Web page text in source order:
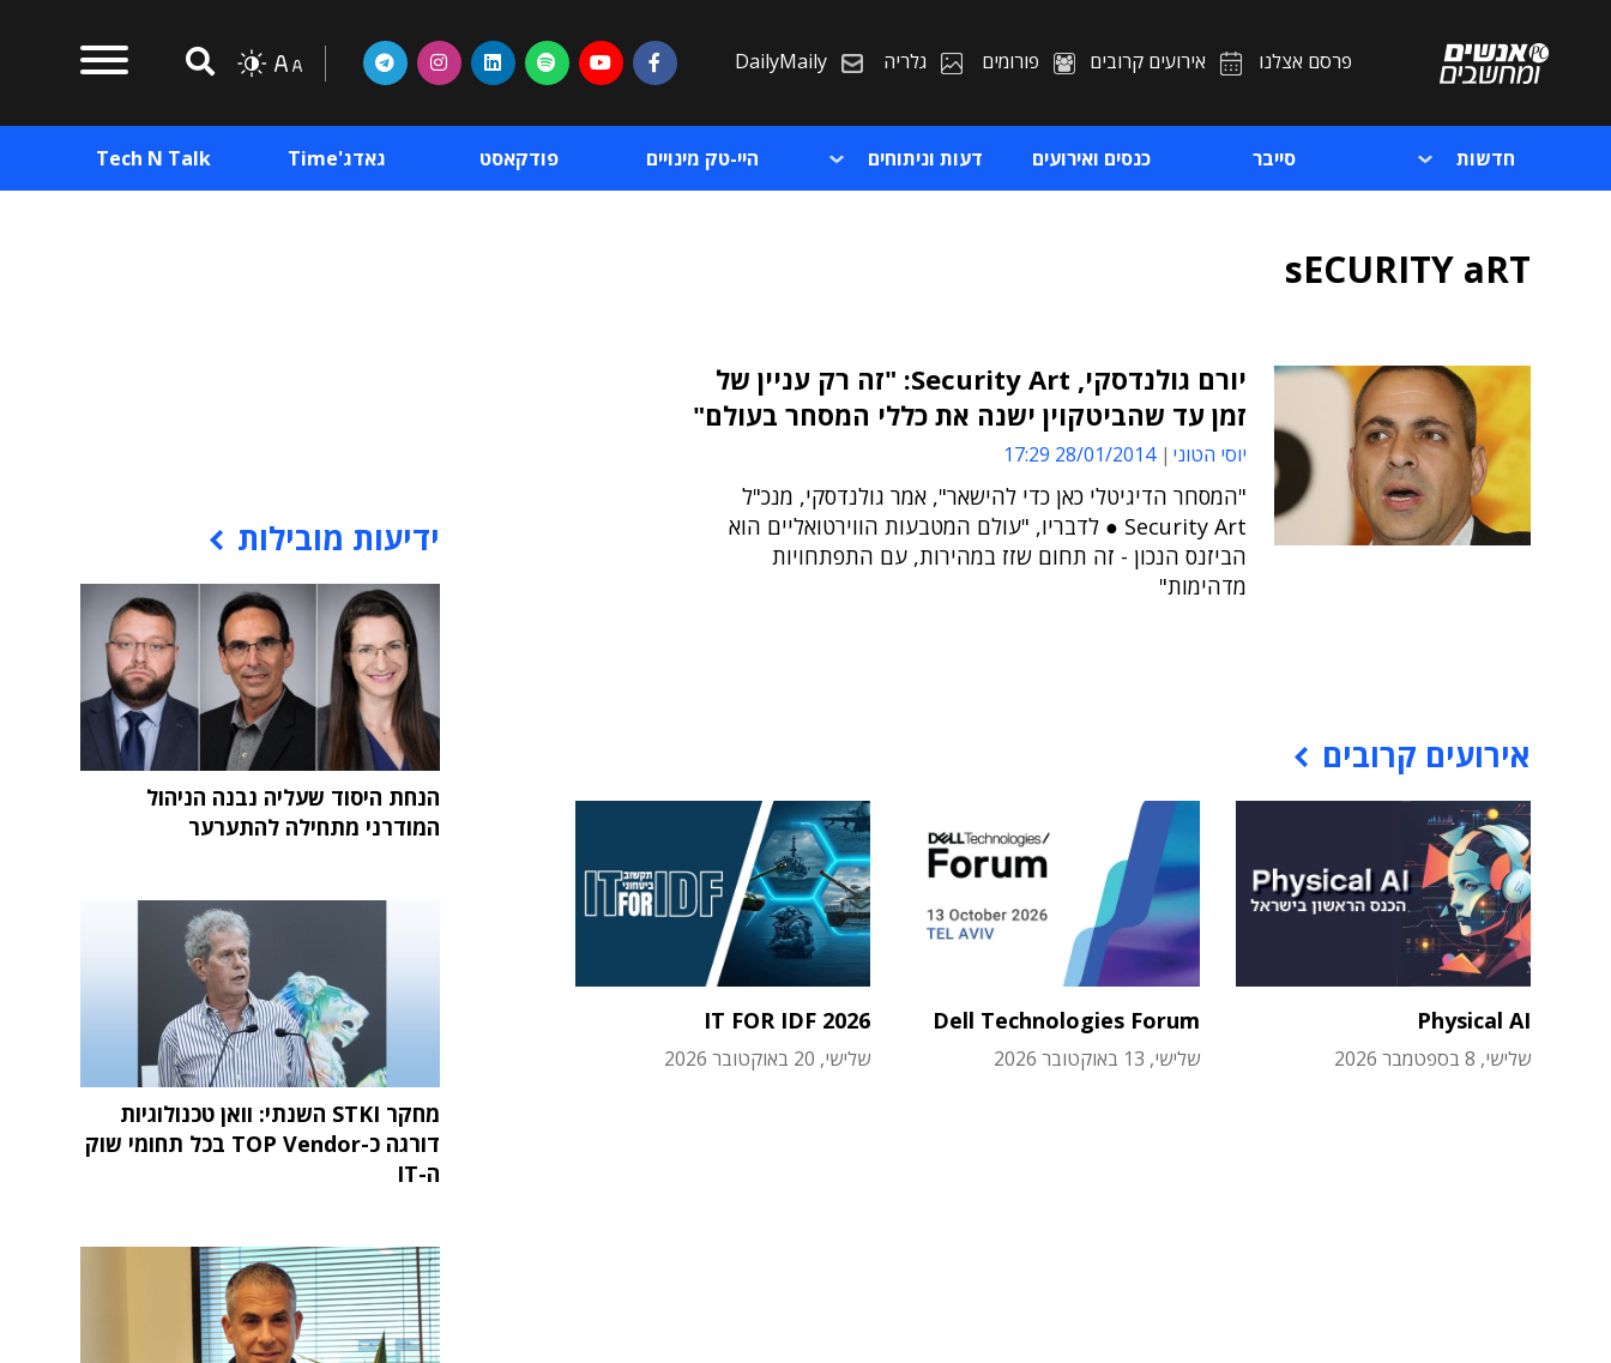
פרסם אצלנו אירועים קרובים פורומים גלריה DailyMaily
חדשות סייבר כנסים ואירועים דעות וניתוחים היי-טק מינויים פודקאסט גאדג'Time Tech N Talk
sECURITY aRT
יורם גולנדסקי, Security Art: "זה רק עניין של
זמן עד שהביטקוין ישנה את כללי המסחר בעולם"
יוסי הטוני 28/01/2014 17:29
"המסחר הדיגיטלי כאן כדי להישאר", אמר גולנדסקי, מנכ"ל
Security Art ● לדבריו, "עולם המטבעות הווירטואליים הוא
הביזנס הנכון - זה תחום שזז במהירות, עם התפתחויות
מדהימות"
אירועים קרובים
Physical AI
שלישי, 8 בספטמבר 2026
Dell Technologies Forum
שלישי, 13 באוקטובר 2026
IT FOR IDF 2026
שלישי, 20 באוקטובר 2026
ידיעות מובילות
הנחת היסוד שעליה נבנה הניהול
המודרני מתחילה להתערער
מחקר STKI השנתי: וואן טכנולוגיות
דורגה כ-TOP Vendor בכל תחומי שוק
ה-IT